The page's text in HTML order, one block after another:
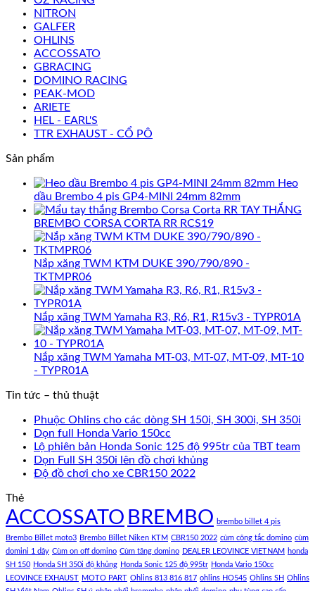
NITRON
GALFER
OHLINS
ACCOSSATO
GBRACING
DOMINO RACING
PEAK-MOD
ARIETE
HEL - EARL'S
TTR EXHAUST - CỔ PÔ
Sản phẩm
Heo
dầu Brembo 4 pis GP4-MINI 24mm 82mm
TAY THẮNG
BREMBO CORSA CORTA RR RCS19
Nắp xăng TWM KTM DUKE 390/790/890 -
TKTMPR06
Nắp xăng TWM Yamaha R3, R6, R1, R15v3 - TYPR01A
Nắp xăng TWM Yamaha MT-03, MT-07, MT-09, MT-10
- TYPR01A
Tin tức – thủ thuật
Phuộc Ohlins cho các dòng SH 150i, SH 300i, SH 350i
Dọn full Honda Vario 150cc
Lộ phiên bản Honda Sonic 125 độ 995tr của TBT team
Dọn Full SH 350i lên đồ chơi khủng
Độ đồ chơi cho xe CBR150 2022
Thẻ
ACCOSSATO BREMBO brembo billet 4 pis
Brembo Billet moto3 Brembo Billet Niken KTM CBR150 2022 cùm công tắc domino cùm
domini 1 dây Cùm on off domino Cùm tăng domino DEALER LEOVINCE VIETNAM honda
SH 150 Honda SH 350i độ khủng Honda Sonic 125 độ 995tr Honda Vario 150cc
LEOVINCE EXHAUST MOTO PART Ohlins 813 816 817 ohlins HO545 Ohlins SH Ohlins